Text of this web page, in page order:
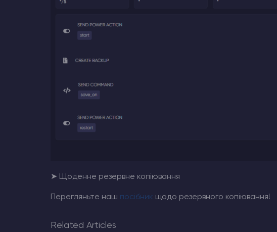
➤ Щоденне резервне копіювання
Перегляньте наш посібник щодо резервного копіювання!
Related Articles